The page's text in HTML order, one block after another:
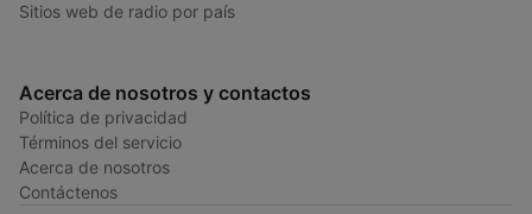
Sitios web de radio por país
Acerca de nosotros y contactos
Política de privacidad
Términos del servicio
Acerca de nosotros
Contáctenos